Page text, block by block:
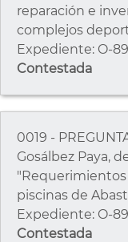
reparación e
complejos
Expediente: O-
Contestada
0019 -
Gosálbez Paya,
piscinas de
Expediente: O-
Contestada